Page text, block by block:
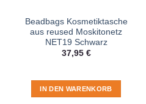
Beadbags Kosmetiktasche
aus reused Moskitonetz
NET19 Schwarz
37,95 €
IN DEN WARENKORB